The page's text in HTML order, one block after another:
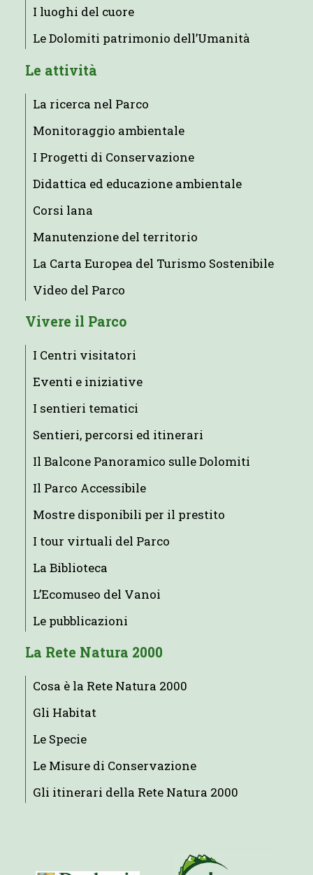
I luoghi del cuore
Le Dolomiti patrimonio dell’Umanità
Le attività
La ricerca nel Parco
Monitoraggio ambientale
I Progetti di Conservazione
Didattica ed educazione ambientale
Corsi lana
Manutenzione del territorio
La Carta Europea del Turismo Sostenibile
Video del Parco
Vivere il Parco
I Centri visitatori
Eventi e iniziative
I sentieri tematici
Sentieri, percorsi ed itinerari
Il Balcone Panoramico sulle Dolomiti
Il Parco Accessibile
Mostre disponibili per il prestito
I tour virtuali del Parco
La Biblioteca
L’Ecomuseo del Vanoi
Le pubblicazioni
La Rete Natura 2000
Cosa è la Rete Natura 2000
Gli Habitat
Le Specie
Le Misure di Conservazione
Gli itinerari della Rete Natura 2000